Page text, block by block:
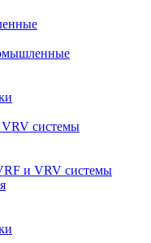
системы
и VRV системы